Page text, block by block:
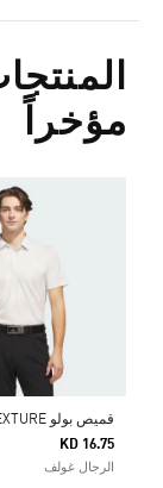
مؤخراً
KD 16.75
الرجال غولف